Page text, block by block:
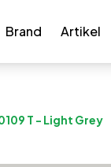
Brand Artikel
T - Light Grey